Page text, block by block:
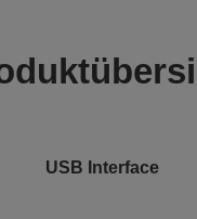
USB Interface